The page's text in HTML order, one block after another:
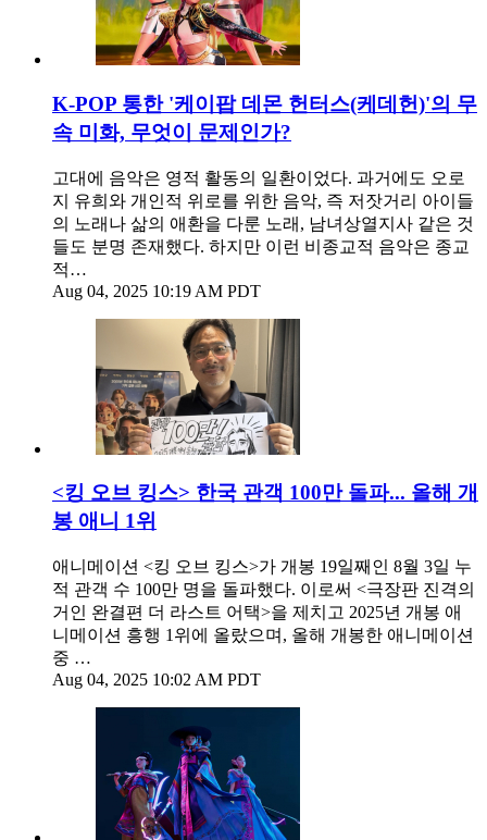
K-POP 통한 '케이팝 데몬 헌터스(케데헌)'의 무
속 미화, 무엇이 문제인가?
고대에 음악은 영적 활동의 일환이었다. 과거에도 오로
지 유희와 개인적 위로를 위한 음악, 즉 저잣거리 아이들
의 노래나 삶의 애환을 다룬 노래, 남녀상열지사 같은 것
들도 분명 존재했다. 하지만 이런 비종교적 음악은 종교
적…
Aug 04, 2025 10:19 AM PDT
<킹 오브 킹스> 한국 관객 100만 돌파... 올해 개
봉 애니 1위
애니메이션 <킹 오브 킹스>가 개봉 19일째인 8월 3일 누
적 관객 수 100만 명을 돌파했다. 이로써 <극장판 진격의
거인 완결편 더 라스트 어택>을 제치고 2025년 개봉 애
니메이션 흥행 1위에 올랐으며, 올해 개봉한 애니메이션
중 …
Aug 04, 2025 10:02 AM PDT